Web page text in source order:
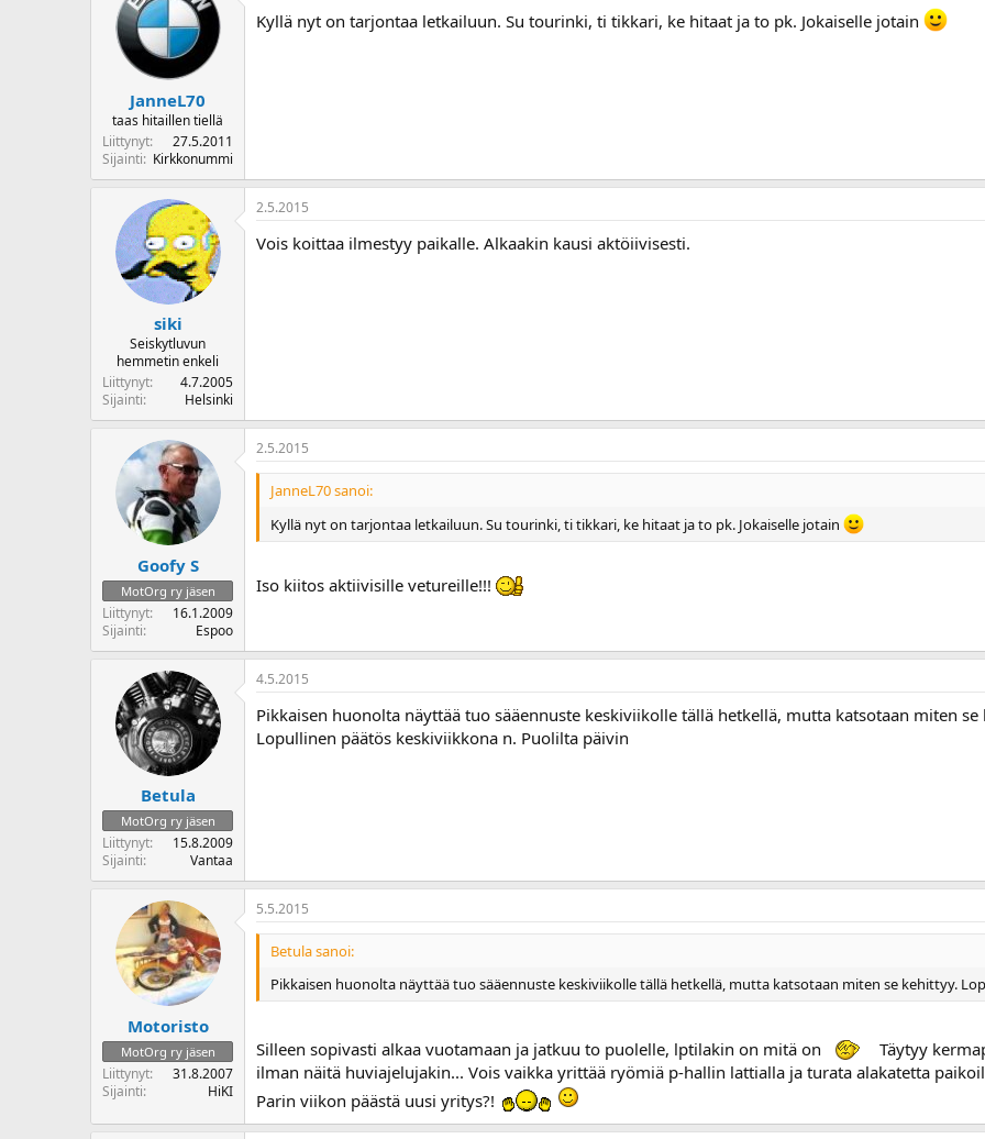
JanneL70
taas hitaillen tiellä
Liittynyt
27.5.2011
Sijainti
Kirkkonummi
Kyllä nyt on tarjontaa letkailuun. Su tourinki, ti tikkari, ke hitaat ja to pk. Jokaiselle jotain
siki
Seiskytluvun
hemmetin enkeli
Liittynyt
4.7.2005
Sijainti
Helsinki
2.5.2015
Vois koittaa ilmestyy paikalle. Alkaakin kausi aktöiivisesti.
Goofy S
MotOrg ry jäsen
Liittynyt
16.1.2009
Sijainti
Espoo
2.5.2015
JanneL70 sanoi:
Kyllä nyt on tarjontaa letkailuun. Su tourinki, ti tikkari, ke hitaat ja to pk. Jokaiselle jotain
Iso kiitos aktiivisille vetureille!!!
Betula
MotOrg ry jäsen
Liittynyt
15.8.2009
Sijainti
Vantaa
4.5.2015
Pikkaisen huonolta näyttää tuo sääennuste keskiviikolle tällä hetkellä, mutta katsotaan miten se
Lopullinen päätös keskiviikkona n. Puolilta päivin
Motoristo
MotOrg ry jäsen
Liittynyt
31.8.2007
Sijainti
HiKI
5.5.2015
Betula sanoi:
Pikkaisen huonolta näyttää tuo sääennuste keskiviikolle tällä hetkellä, mutta katsotaan miten se kehittyy.
Silleen sopivasti alkaa vuotamaan ja jatkuu to puolelle, lptilakin on mitä on
Täytyy
ilman näitä huviajelujakin... Vois vaikka yrittää ryömiä p-hallin lattialla ja turata alakatetta
Parin viikon päästä uusi yritys?!